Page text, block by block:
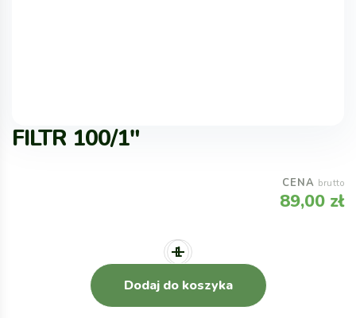
FILTR 100/1″
CENA brutto
89,00 zł
Dodaj do koszyka